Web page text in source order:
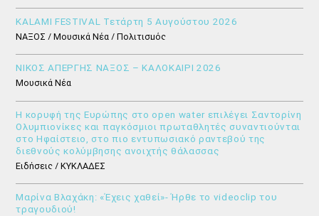
KALAMI FESTIVAL Τετάρτη 5 Αυγούστου 2026
ΝΑΞΟΣ / Μουσικά Νέα / Πολιτισμός
ΝΙΚΟΣ ΑΠΕΡΓΗΣ ΝΑΞΟΣ – ΚΑΛΟΚΑΙΡΙ 2026
Μουσικά Νέα
Η κορυφή της Ευρώπης στο open water επιλέγει Σαντορίνη
Ολυμπιονίκες και παγκόσμιοι πρωταθλητές συναντιούνται
στο Ηφαίστειο, στο πιο εντυπωσιακό ραντεβού της
διεθνούς κολύμβησης ανοιχτής θάλασσας
Ειδήσεις / ΚΥΚΛΑΔΕΣ
Μαρίνα Βλαχάκη: «Έχεις χαθεί»- Ήρθε το videoclip του
τραγουδιού!